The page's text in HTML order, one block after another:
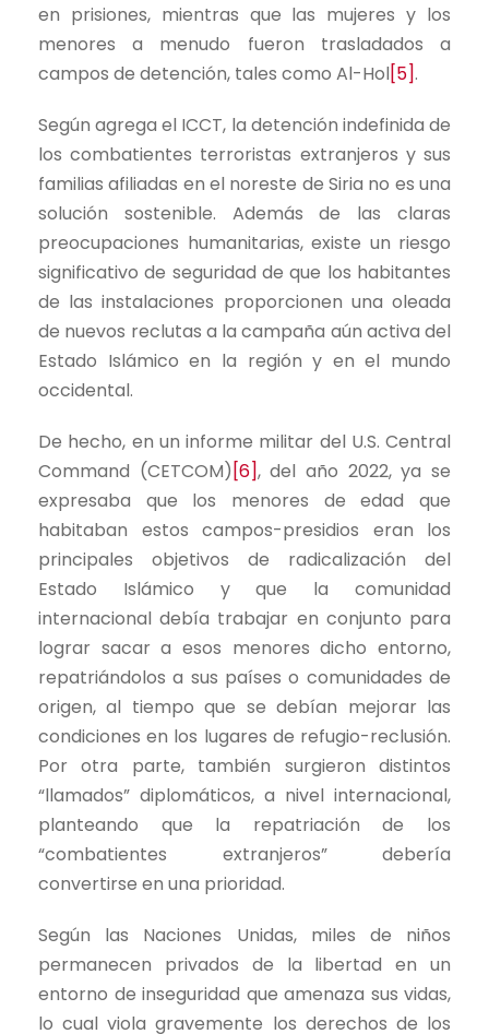
en prisiones, mientras que las mujeres y los
menores a menudo fueron trasladados a
campos de detención, tales como Al-Hol[5].
Según agrega el ICCT, la detención indefinida de
los combatientes terroristas extranjeros y sus
familias afiliadas en el noreste de Siria no es una
solución sostenible. Además de las claras
preocupaciones humanitarias, existe un riesgo
significativo de seguridad de que los habitantes
de las instalaciones proporcionen una oleada
de nuevos reclutas a la campaña aún activa del
Estado Islámico en la región y en el mundo
occidental.
De hecho, en un informe militar del U.S. Central
Command (CETCOM) [6], del año 2022, ya se
expresaba que los menores de edad que
habitaban estos campos-presidios eran los
principales objetivos de radicalización del
Estado Islámico y que la comunidad
internacional debía trabajar en conjunto para
lograr sacar a esos menores dicho entorno,
repatriándolos a sus países o comunidades de
origen, al tiempo que se debían mejorar las
condiciones en los lugares de refugio-reclusión.
Por otra parte, también surgieron distintos
“llamados” diplomáticos, a nivel internacional,
planteando que la repatriación de los
“combatientes extranjeros” debería
convertirse en una prioridad.
Según las Naciones Unidas, miles de niños
permanecen privados de la libertad en un
entorno de inseguridad que amenaza sus vidas,
lo cual viola gravemente los derechos de los